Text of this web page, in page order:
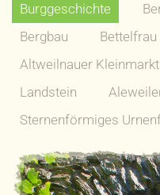
Burggeschichte
Bergbau
Bettelfrau
Altweilnauer Kleinmarkt
Landstein
Sternenförmiges